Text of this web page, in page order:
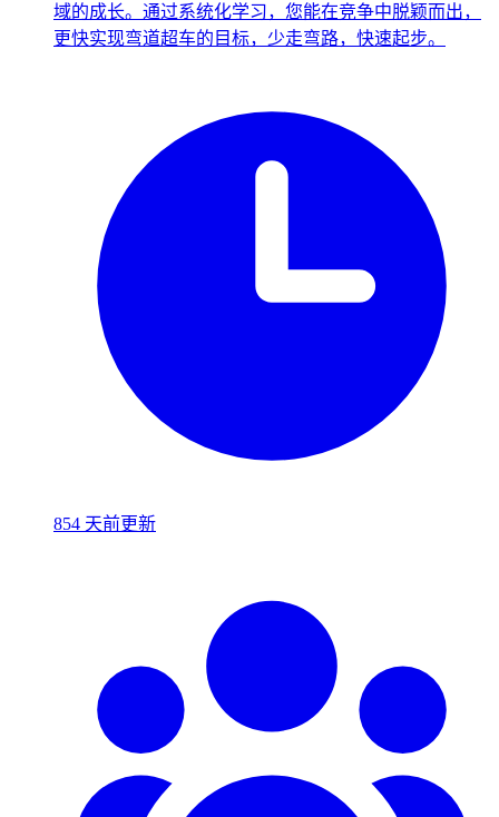
域的成长。通过系统化学习，您能在竞争中脱颖而出，
更快实现弯道超车的目标，少走弯路，快速起步。
854 天前更新